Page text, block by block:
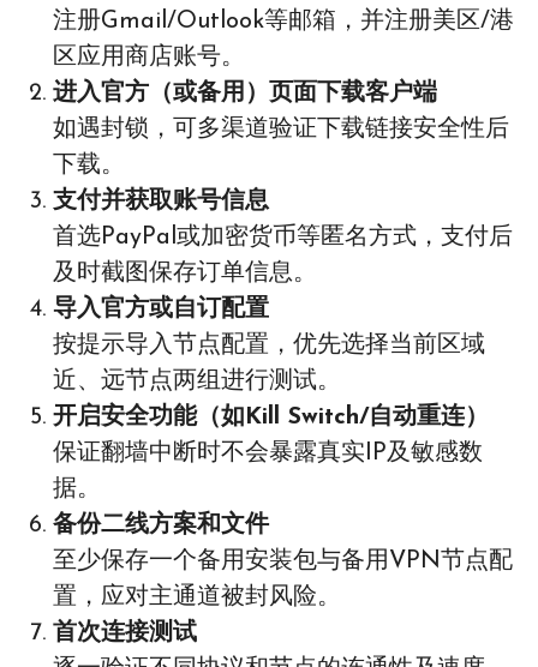
注册Gmail/Outlook等邮箱，并注册美区/港
区应用商店账号。
进入官方（或备用）页面下载客户端
如遇封锁，可多渠道验证下载链接安全性后
下载。
支付并获取账号信息
首选PayPal或加密货币等匿名方式，支付后
及时截图保存订单信息。
导入官方或自订配置
按提示导入节点配置，优先选择当前区域
近、远节点两组进行测试。
开启安全功能（如Kill Switch/自动重连）
保证翻墙中断时不会暴露真实IP及敏感数
据。
备份二线方案和文件
至少保存一个备用安装包与备用VPN节点配
置，应对主通道被封风险。
首次连接测试